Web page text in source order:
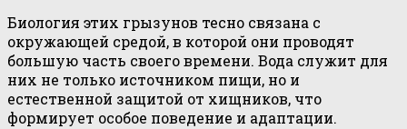
Биология этих грызунов тесно связана с
окружающей средой, в которой они проводят
большую часть своего времени. Вода служит для
них не только источником пищи, но и
естественной защитой от хищников, что
формирует особое поведение и адаптации.